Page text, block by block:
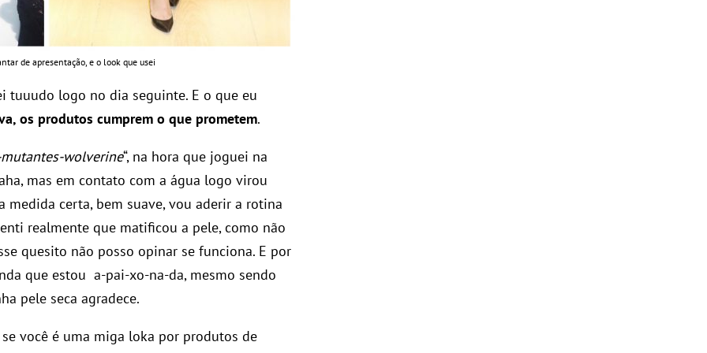
de apresentação, e o look que usei
tuuudo logo no dia seguinte. E o que eu
os produtos cumprem o que prometem.
wolverine“, na hora que joguei na
mas em contato com a água logo virou
certa, bem suave, vou aderir a rotina
realmente que matificou a pele, como não
quesito não posso opinar se funciona. E por
que estou a-pai-xo-na-da, mesmo sendo
pele seca agradece.
você é uma miga loka por produtos de